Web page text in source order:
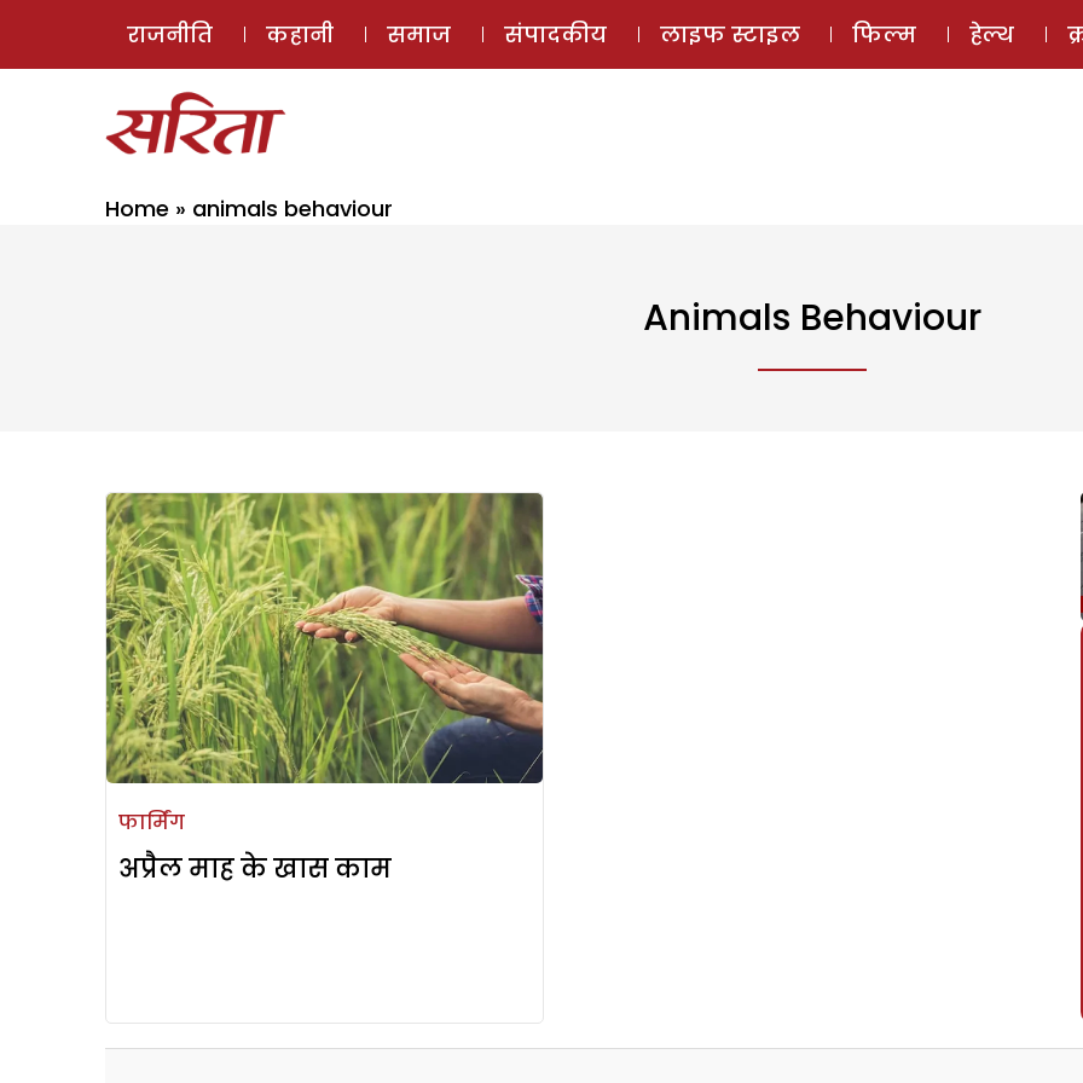
ई-मैगज़ीन
राजनीति कहानी समाज संपादकीय लाइफ स्टाइल फिल्म हेल्थ
Home » animals behaviour
Animals Behaviour
फार्मिंग
अप्रैल माह के खास काम